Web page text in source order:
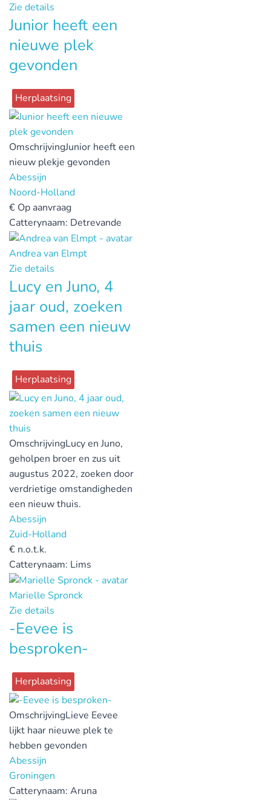
Zie details
Junior heeft een
nieuwe plek
gevonden
Herplaatsing
OmschrijvingJunior heeft een
nieuw plekje gevonden
Abessijn
Noord-Holland
€ Op aanvraag
Catterynaam: Detrevande
Andrea van Elmpt
Zie details
Lucy en Juno, 4
jaar oud, zoeken
samen een nieuw
thuis
Herplaatsing
OmschrijvingLucy en Juno,
geholpen broer en zus uit
augustus 2022, zoeken door
verdrietige omstandigheden
een nieuw thuis.
Abessijn
Zuid-Holland
€ n.o.t.k.
Catterynaam: Lims
Marielle Spronck
Zie details
-Eevee is
besproken-
Herplaatsing
OmschrijvingLieve Eevee
lijkt haar nieuwe plek te
hebben gevonden
Abessijn
Groningen
Catterynaam: Aruna